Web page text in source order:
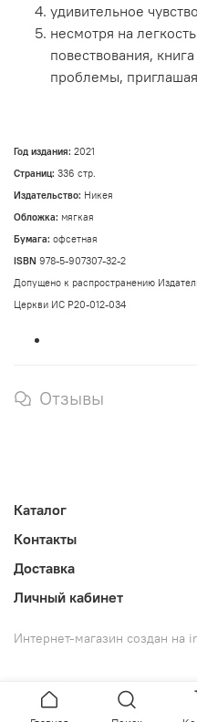
удивительное
несмотря на
повествования,
проблемы,
Год издания: 2021
Страниц: 336 стр.
Издательство: Никея
Обложка: мягкая
Бумага: офсетная
ISBN 978-5-907307-32-2
Допущено к распространению
Церкви ИС Р20-012-034
Отзывы
Каталог
Контакты
Доставка
Личный кабинет
Интернет-магазин создан на